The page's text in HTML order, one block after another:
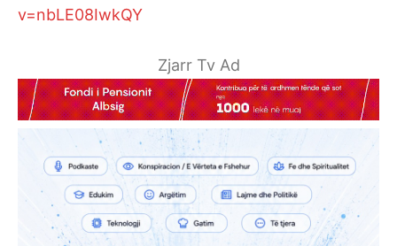
v=nbLE08IwkQY
Zjarr Tv Ad